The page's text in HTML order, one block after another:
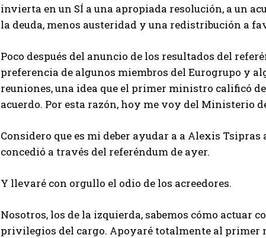
invierta en un SÍ a una apropiada resolución, a un
la deuda, menos austeridad y una redistribución a
Poco después del anuncio de los resultados del
preferencia de algunos miembros del Eurogrupo y
reuniones, una idea que el primer ministro calificó
acuerdo. Por esta razón, hoy me voy del Ministerio
Considero que es mi deber ayudar a a Alexis
concedió a través del referéndum de ayer.
Y llevaré con orgullo el odio de los acreedores.
Nosotros, los de la izquierda, sabemos cómo actuar
privilegios del cargo. Apoyaré totalmente al